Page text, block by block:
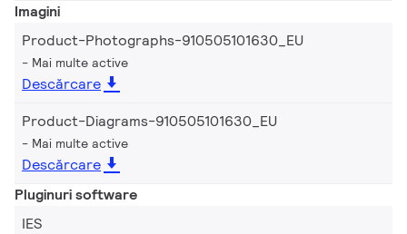
Imagini
Product-Photographs-910505101630_EU
Mai multe active
Descărcare
Product-Diagrams-910505101630_EU
Mai multe active
Descărcare
Pluginuri software
IES